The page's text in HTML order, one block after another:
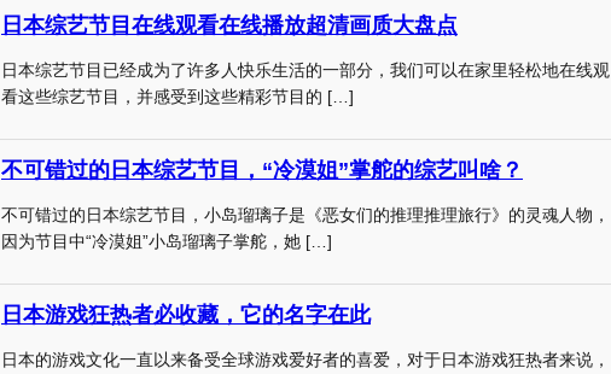
日本综艺节目在线观看在线播放超清画质大盘点
日本综艺节目已经成为了许多人快乐生活的一部分，我们可以在家里轻松地在线观
看这些综艺节目，并感受到这些精彩节目的 […]
不可错过的日本综艺节目，“冷漠姐”掌舵的综艺叫啥？
不可错过的日本综艺节目，小岛瑠璃子是《恶女们的推理推理旅行》的灵魂人物，
因为节目中“冷漠姐”小岛瑠璃子掌舵，她 […]
日本游戏狂热者必收藏，它的名字在此
日本的游戏文化一直以来备受全球游戏爱好者的喜爱，对于日本游戏狂热者来说，